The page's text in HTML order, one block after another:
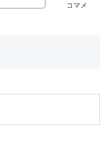
コマメ